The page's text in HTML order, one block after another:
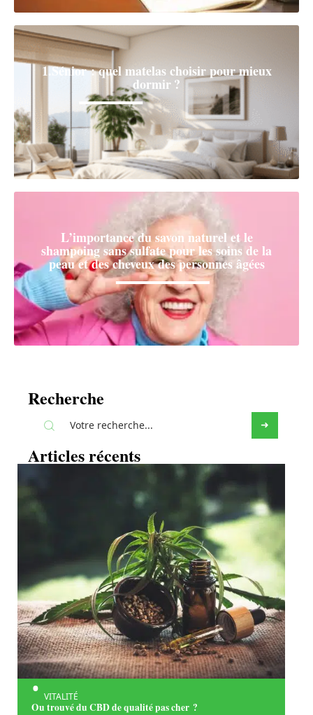
1.Sénior : quel matelas choisir pour mieux
dormir ?
L’importance du savon naturel et le
shampoing sans sulfate pour les soins de la
peau et des cheveux des personnes âgées
Recherche
Articles récents
VITALITÉ
Ou trouvé du CBD de qualité pas cher ?